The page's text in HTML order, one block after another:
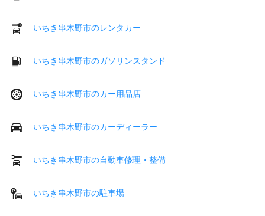
いちき串木野市のレンタカー
いちき串木野市のガソリンスタンド
いちき串木野市のカー用品店
いちき串木野市のカーディーラー
いちき串木野市の自動車修理・整備
いちき串木野市の駐車場